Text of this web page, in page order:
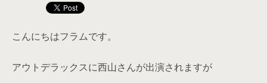
こんにちはフラムです。
アウトデラックスに西山さんが出演されますが